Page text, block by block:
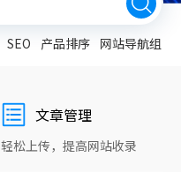
SEO 产品排序 网站导航组
文章管理
轻松上传，提高网站收录